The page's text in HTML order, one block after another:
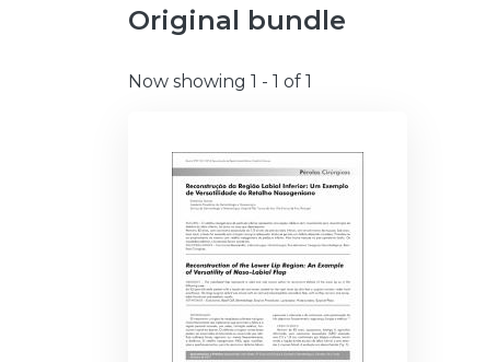
Original bundle
Now showing 1 - 1 of 1